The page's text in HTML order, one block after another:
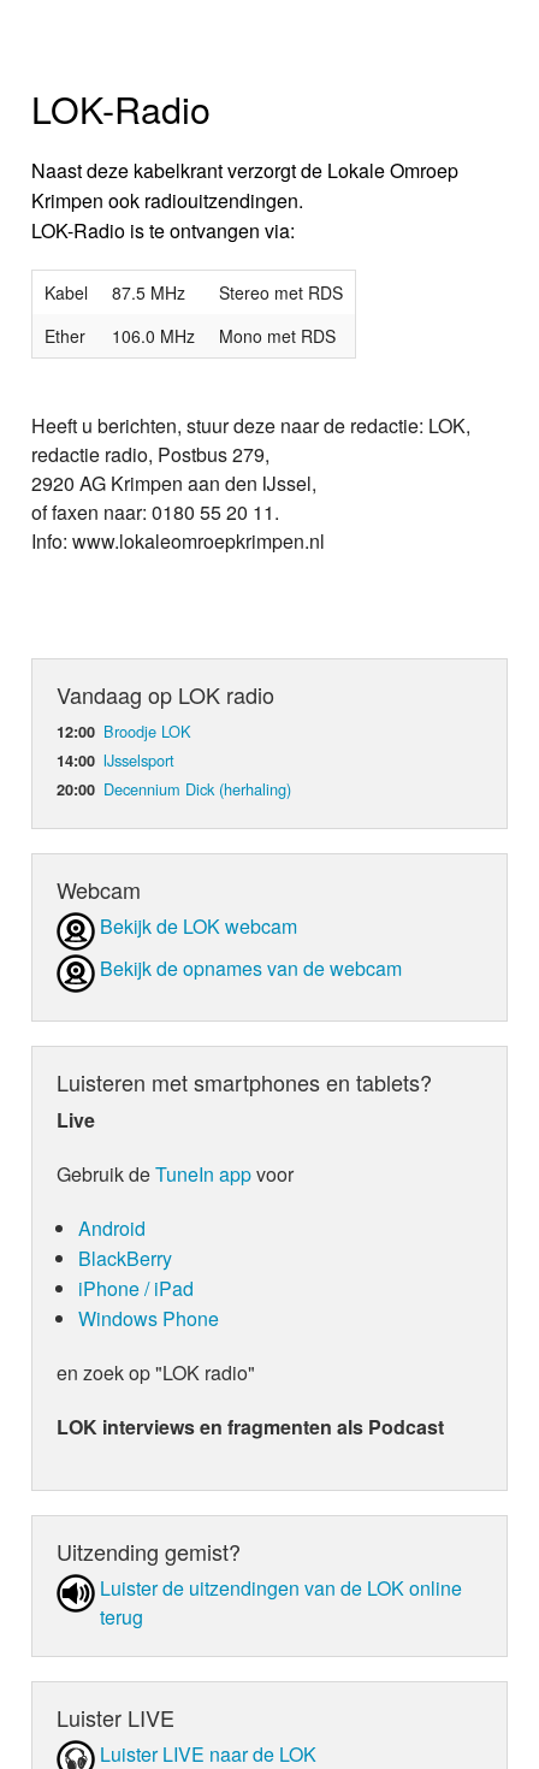
LOK-Radio
Naast deze kabelkrant verzorgt de Lokale Omroep
Krimpen ook radiouitzendingen.
LOK-Radio is te ontvangen via:
Kabel 87.5 MHz
Stereo met RDS
Ether
106.0 MHz Mono met RDS
Heeft u berichten, stuur deze naar de redactie: LOK,
redactie radio, Postbus 279,
2920 AG Krimpen aan den IJssel,
of faxen naar: 0180 55 20 11.
Info: www.lokaleomroepkrimpen.nl
Vandaag op LOK radio
12:00 Broodje LOK
14:00 IJsselsport
20:00 Decennium Dick (herhaling)
Webcam
Bekijk de LOK webcam
Bekijk de opnames van de webcam
Luisteren met smartphones en tablets?
Live
Gebruik deTuneIn appvoor
Android
BlackBerry
iPhone / iPad
Windows Phone
en zoek op "LOK radio"
LOK interviews en fragmenten als Podcast
Uitzending gemist?
Luister de uit­zen­din­gen van de LOK online
terug
Luister LIVE
Luister LIVE naar de LOK